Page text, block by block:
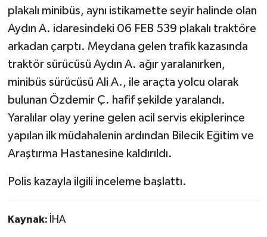
plakalı minibüs, aynı istikamette seyir halinde olan
Aydın A. idaresindeki 06 FEB 539 plakalı traktöre
arkadan çarptı. Meydana gelen trafik kazasında
traktör sürücüsü Aydın A. ağır yaralanırken,
minibüs sürücüsü Ali A., ile araçta yolcu olarak
bulunan Özdemir Ç. hafif şekilde yaralandı.
Yaralılar olay yerine gelen acil servis ekiplerince
yapılan ilk müdahalenin ardından Bilecik Eğitim ve
Araştırma Hastanesine kaldırıldı.
Polis kazayla ilgili inceleme başlattı.
Kaynak: İHA